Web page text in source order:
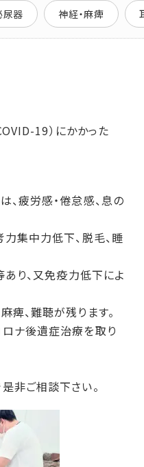
尿器 神経・麻痺
19）にかかった
疲労感・倦怠感、息の
集中力低下、脱毛、睡
あり、又免疫力低下によ
、難聴が残ります。
ナ後遺症治療を取り
非ご相談下さい。